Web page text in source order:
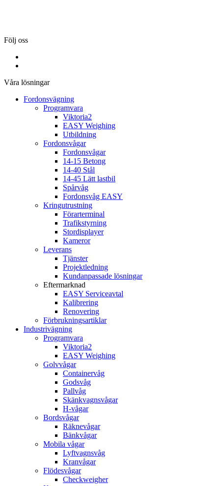
Följ oss
Våra lösningar
Fordonsvägning
Programvara
Viktoria2
EASY Weighing
Utbildning
Fordonsvågar
Fordonsvågar
14-15 Betong
14-40 Stål
14-45 Lätt lastbil
Spårvåg
Fordonsvåg EASY
Kringutrustning
Förarterminal
Trafikstyrning
Stordisplayer
Kameror
Leverans
Tjänster
Projektledning
Kundanpassade lösningar
Eftermarknad
EASY Serviceavtal
Kalibrering
Renovering
Förbrukningsartiklar
Industrivägning
Programvara
Viktoria2
EASY Weighing
Golvvågar
Containervåg
Godsvåg
Pallvåg
Skänkvagnsvågar
H-vågar
Bordsvågar
Räknevågar
Bänkvågar
Mobila vågar
Lyftvagnsvåg
Kranvågar
Flödesvågar
Checkweigher